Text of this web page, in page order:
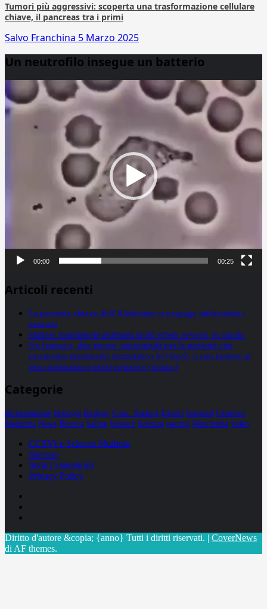
Tumori più aggressivi: scoperta una trasformazione cellulare
chiave, il pancreas tra i primi
Salvo Franchina 5 Marzo 2025
Un neutrofilo insegue un batterio
Player
00:00 00:25
Articoli recenti
La proteina chiave dell’Alzheimer si propaga utilizzando i
neuroni
Statine: inutilmente attribuiti molti effetti avversi, lo studio
Un farmaco, due nuove opportunità per le pazienti con
carcinoma mammario metastatico hr+/her2- e con tumore al
seno metastatico triplo negativo (mtnbc)
Categorie
alimentazione biologia Biology Com. Stampa Epatiti featured Genetica
Medicina News Ricerca Salute Science Scienza vaccini Veterinaria video
CCSVI e Sclerosi Multipla
Sitemap
Invia Comunicati
Privacy Policy
Diritto d'autore &copia; {anno} Tutti i diritti riservati. | CoverNews
di AF themes.